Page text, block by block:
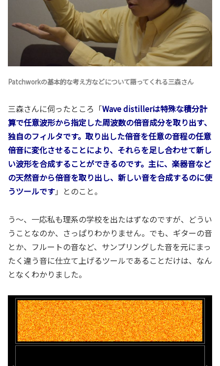
Patchworkの基本的な考え方などについて語ってくれる三森さん
三森さんに伺ったところ「Wave distillerは特殊な積分計
算で任意波形から指定した周波数の倍音成分を取り出す、
独自のフィルタです。取り出した倍音を任意の音程の任意
倍音に変化させることにより、それらを足し合わせて新し
い波形を合成することができるのです。主に、楽器音など
の天然音から倍音を取り出し、新しい音を合成するのに使
うツールです」とのこと。
う～、一応私も理系の学校を出たはずなのですが、どうい
うことなのか、さっぱりわかりません。でも、ギターの音
とか、フルートの音など、サンプリングした音を元にまっ
たく違う音に仕立て上げるツールであることだけは、なん
となくわかりました。